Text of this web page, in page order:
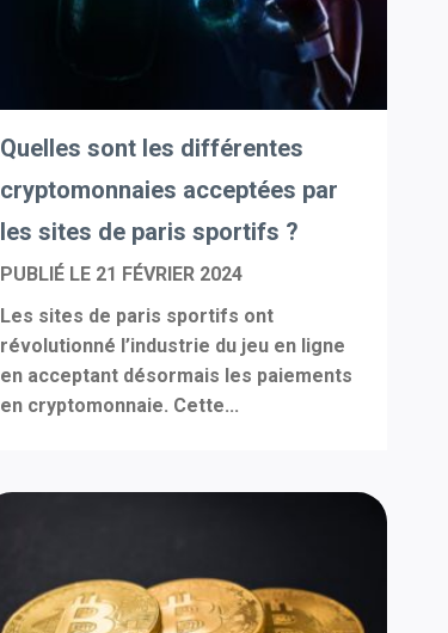
Quelles sont les différentes
cryptomonnaies acceptées par
les sites de paris sportifs ?
PUBLIÉ LE 21 FÉVRIER 2024
Les sites de paris sportifs ont
révolutionné l’industrie du jeu en ligne
en acceptant désormais les paiements
en cryptomonnaie. Cette...